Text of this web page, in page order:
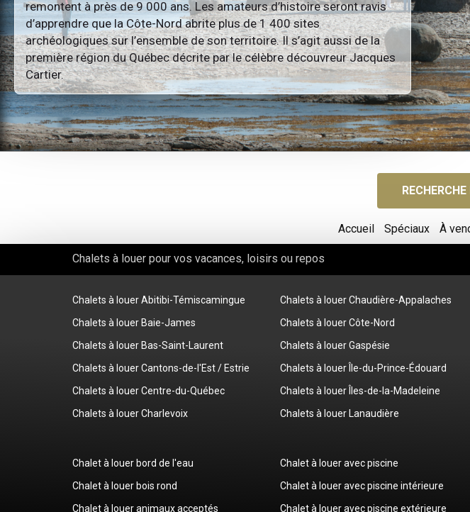
remontent à près de 9 000 ans. Les amateurs d’histoire seront ravis
d’apprendre que la Côte-Nord abrite plus de 1 400 sites
archéologiques sur l’ensemble de son territoire. Il s’agit aussi de la
première région du Québec décrite par le célèbre découvreur Jacques
Cartier.
Accueil Spéciaux À
Chalets à louer pour vos vacances, loisirs ou repos
Chalets à louer Abitibi-Témiscamingue
Chalets à louer Baie-James
Chalets à louer Bas-Saint-Laurent
Chalets à louer Cantons-de-l'Est / Estrie
Chalets à louer Centre-du-Québec
Chalets à louer Charlevoix
Chalets à louer Chaudière-Appalaches
Chalets à louer Côte-Nord
Chalets à louer Gaspésie
Chalets à louer Île-du-Prince-Édouard
Chalets à louer Îles-de-la-Madeleine
Chalets à louer Lanaudière
Chalet à louer bord de l'eau
Chalet à louer bois rond
Chalet à louer animaux acceptés
Chalet à louer avec piscine
Chalet à louer avec piscine intérieure
Chalet à louer avec piscine extérieure